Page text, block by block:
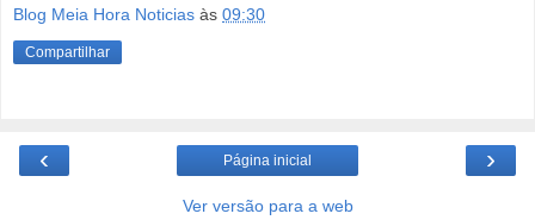
Blog Meia Hora Noticias às 09:30
Compartilhar
‹ ›
Página inicial
Ver versão para a web